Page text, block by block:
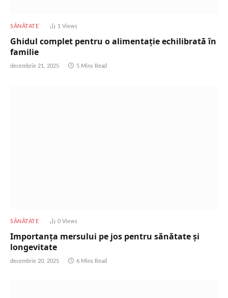
SĂNĂTATE 1Views
Ghidul complet pentru o alimentație echilibrată în
familie
decembrie 21, 2025 5 Mins Read
SĂNĂTATE 0Views
Importanța mersului pe jos pentru sănătate și
longevitate
decembrie 20, 2025 6 Mins Read